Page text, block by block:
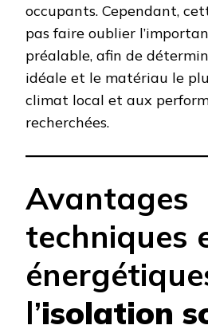
occupants. Cependant,
pas faire oublier
préalable, afin de
idéale et le matériau le
climat local et aux
recherchées.
Avantages
techniques
l’isolation